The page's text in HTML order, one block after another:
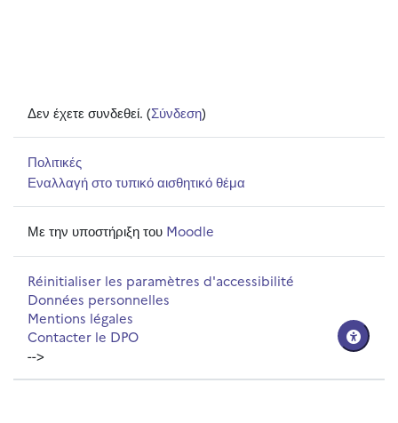
Δεν έχετε συνδεθεί. (Σύνδεση)
Πολιτικές
Εναλλαγή στο τυπικό αισθητικό θέμα
Με την υποστήριξη του Moodle
Réinitialiser les paramètres d'accessibilité
Données personnelles
Mentions légales
Contacter le DPO
-->